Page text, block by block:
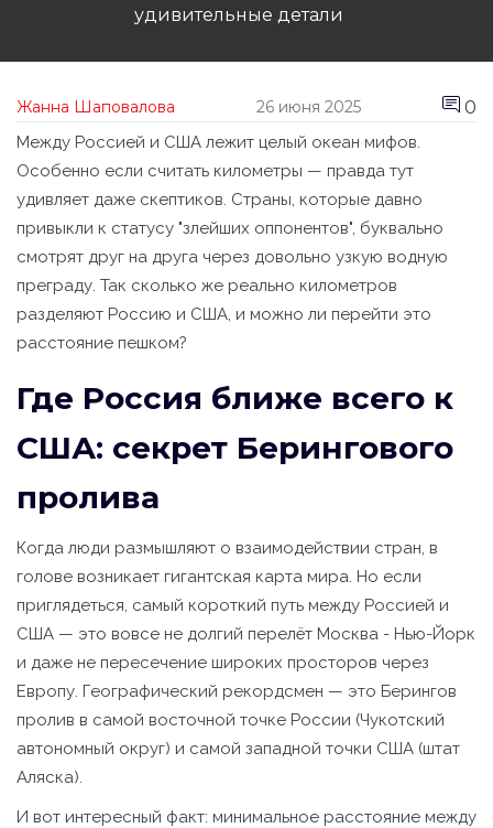
удивительные детали
Жанна Шаповалова 26 июня 2025 0
Между Россией и США лежит целый океан мифов.
Особенно если считать километры — правда тут
удивляет даже скептиков. Страны, которые давно
привыкли к статусу "злейших оппонентов", буквально
смотрят друг на друга через довольно узкую водную
преграду. Так сколько же реально километров
разделяют Россию и США, и можно ли перейти это
расстояние пешком?
Где Россия ближе всего к
США: секрет Берингового
пролива
Когда люди размышляют о взаимодействии стран, в
голове возникает гигантская карта мира. Но если
приглядеться, самый короткий путь между Россией и
США — это вовсе не долгий перелёт Москва - Нью-Йорк
и даже не пересечение широких просторов через
Европу. Географический рекордсмен — это Берингов
пролив в самой восточной точке России (Чукотский
автономный округ) и самой западной точки США (штат
Аляска).
И вот интересный факт: минимальное расстояние между